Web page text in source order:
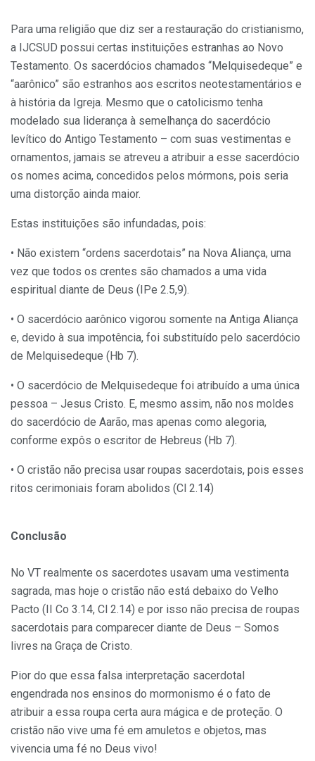
Para uma religião que diz ser a restauração do cristianismo,
a IJCSUD possui certas instituições estranhas ao Novo
Testamento. Os sacerdócios chamados “Melquisedeque” e
“aarônico” são estranhos aos escritos neotestamentários e
à história da Igreja. Mesmo que o catolicismo tenha
modelado sua liderança à semelhança do sacerdócio
levítico do Antigo Testamento – com suas vestimentas e
ornamentos, jamais se atreveu a atribuir a esse sacerdócio
os nomes acima, concedidos pelos mórmons, pois seria
uma distorção ainda maior.
Estas instituições são infundadas, pois:
• Não existem “ordens sacerdotais” na Nova Aliança, uma
vez que todos os crentes são chamados a uma vida
espiritual diante de Deus (IPe 2.5,9).
• O sacerdócio aarônico vigorou somente na Antiga Aliança
e, devido à sua impotência, foi substituído pelo sacerdócio
de Melquisedeque (Hb 7).
• O sacerdócio de Melquisedeque foi atribuído a uma única
pessoa – Jesus Cristo. E, mesmo assim, não nos moldes
do sacerdócio de Aarão, mas apenas como alegoria,
conforme expôs o escritor de Hebreus (Hb 7).
• O cristão não precisa usar roupas sacerdotais, pois esses
ritos cerimoniais foram abolidos (Cl 2.14)
Conclusão
No VT realmente os sacerdotes usavam uma vestimenta
sagrada, mas hoje o cristão não está debaixo do Velho
Pacto (II Co 3.14, Cl 2.14) e por isso não precisa de roupas
sacerdotais para comparecer diante de Deus – Somos
livres na Graça de Cristo.
Pior do que essa falsa interpretação sacerdotal
engendrada nos ensinos do mormonismo é o fato de
atribuir a essa roupa certa aura mágica e de proteção. O
cristão não vive uma fé em amuletos e objetos, mas
vivencia uma fé no Deus vivo!